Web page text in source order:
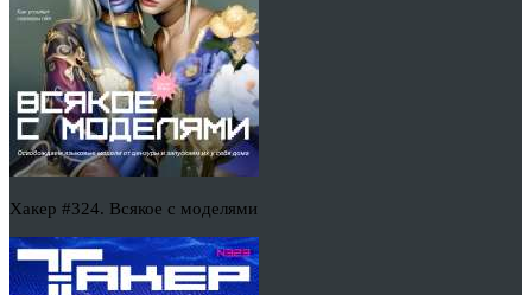
Хакер #324. Всякое с моделями